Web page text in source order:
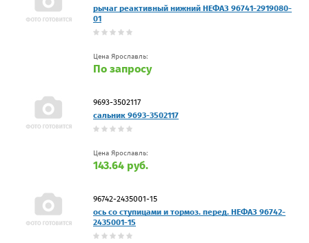
рычаг реактивный нижний НЕФАЗ 96741-2919080-
01
Цена Ярославль:
По запросу
9693-3502117
сальник 9693-3502117
Цена Ярославль:
143.64 руб.
96742-2435001-15
ось со ступицами и тормоз. перед. НЕФАЗ 96742-
2435001-15